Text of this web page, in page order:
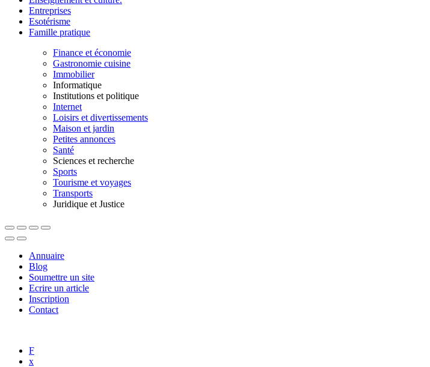
Entreprises
Esotérisme
Famille pratique
Finance et économie
Gastronomie cuisine
Immobilier
Informatique
Institutions et politique
Internet
Loisirs et divertissements
Maison et jardin
Petites annonces
Santé
Sciences et recherche
Sports
Tourisme et voyages
Transports
Juridique et Justice
Annuaire
Blog
Soumettre un site
Ecrire un article
Inscription
Contact
F
x